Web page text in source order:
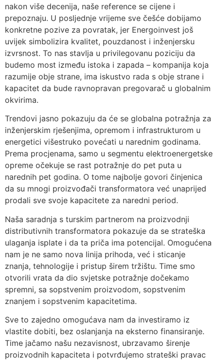
nakon više decenija, naše reference se cijene i
prepoznaju. U posljednje vrijeme sve češće dobijamo
konkretne pozive za povratak, jer Energoinvest još
uvijek simbolizira kvalitet, pouzdanost i inženjersku
izvrsnost. To nas stavlja u privilegovanu poziciju da
budemo most između istoka i zapada – kompanija koja
razumije obje strane, ima iskustvo rada s obje strane i
kapacitet da bude ravnopravan pregovarač u globalnim
okvirima.
Trendovi jasno pokazuju da će se globalna potražnja za
inženjerskim rješenjima, opremom i infrastrukturom u
energetici višestruko povećati u narednim godinama.
Prema procjenama, samo u segmentu elektroenergetske
opreme očekuje se rast potražnje do pet puta u
narednih pet godina. O tome najbolje govori činjenica
da su mnogi proizvođači transformatora već unaprijed
prodali sve svoje kapacitete za naredni period.
Naša saradnja s turskim partnerom na proizvodnji
distributivnih transformatora pokazuje da se strateška
ulaganja isplate i da ta priča ima potencijal. Omogućena
nam je ne samo nova linija prihoda, već i sticanje
znanja, tehnologije i pristup širem tržištu. Time smo
otvorili vrata da dio svjetske potražnje dočekamo
spremni, sa sopstvenim proizvodom, sopstvenim
znanjem i sopstvenim kapacitetima.
Sve to zajedno omogućava nam da investiramo iz
vlastite dobiti, bez oslanjanja na eksterno finansiranje.
Time jačamo našu nezavisnost, ubrzavamo širenje
proizvodnih kapaciteta i potvrđujemo strateški pravac